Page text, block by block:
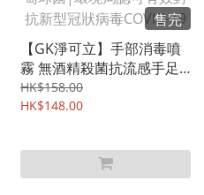
售完
【GK淨可立】手部消毒噴
霧 無酒精殺菌抗流感手足
口病消毐潔手噴霧 250ml|
防流感|防手足口病|抗流
精|清潔|黃金黃葡萄球菌|
環境局認可有效對抗新型冠
狀病毒COVID-19
HK$158.00
HK$148.00